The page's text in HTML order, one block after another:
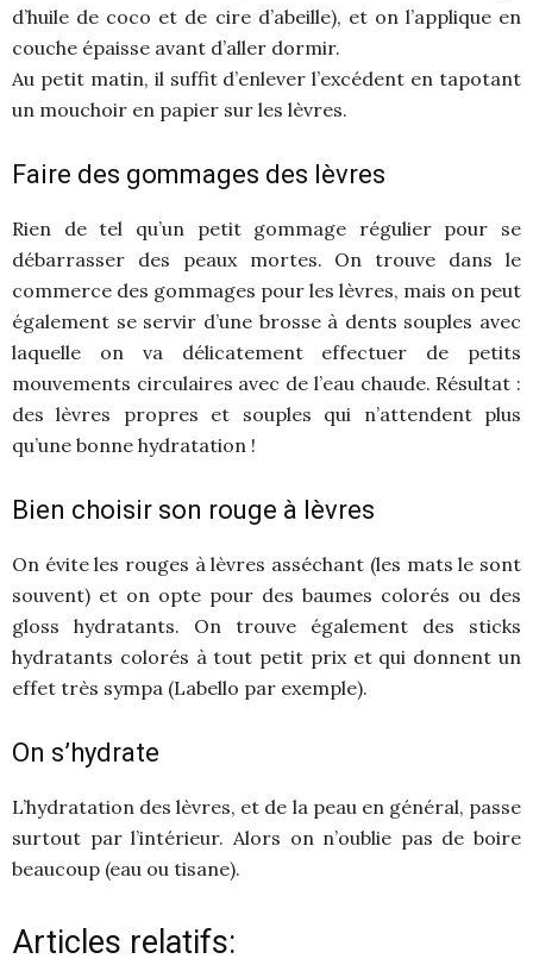
d’huile de coco et de cire d’abeille), et on l’applique en
couche épaisse avant d’aller dormir.
Au petit matin, il suffit d’enlever l’excédent en tapotant
un mouchoir en papier sur les lèvres.
Faire des gommages des lèvres
Rien de tel qu’un petit gommage régulier pour se
débarrasser des peaux mortes. On trouve dans le
commerce des gommages pour les lèvres, mais on peut
également se servir d’une brosse à dents souples avec
laquelle on va délicatement effectuer de petits
mouvements circulaires avec de l’eau chaude. Résultat :
des lèvres propres et souples qui n’attendent plus
qu’une bonne hydratation !
Bien choisir son rouge à lèvres
On évite les rouges à lèvres asséchant (les mats le sont
souvent) et on opte pour des baumes colorés ou des
gloss hydratants. On trouve également des sticks
hydratants colorés à tout petit prix et qui donnent un
effet très sympa (Labello par exemple).
On s’hydrate
L’hydratation des lèvres, et de la peau en général, passe
surtout par l’intérieur. Alors on n’oublie pas de boire
beaucoup (eau ou tisane).
Articles relatifs: